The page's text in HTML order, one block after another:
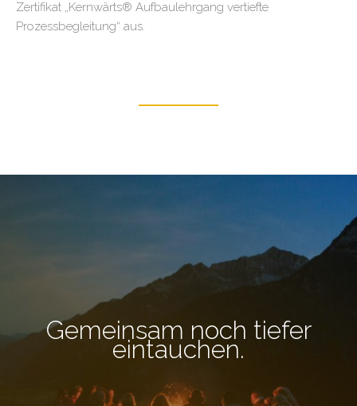
Zertifikat „Kernwärts® Aufbaulehrgang vertiefte
Prozessbegleitung“ aus.
Gemeinsam noch tiefer
eintauchen.